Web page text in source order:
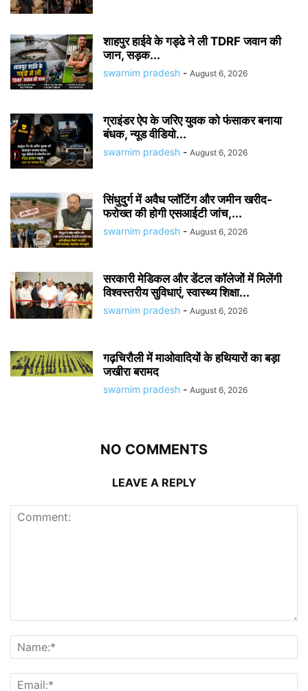
शाहपुर हाईवे के गड्ढे ने ली TDRF जवान की
जान, सड़क...
swarnim pradesh - August 6, 2026
ग्राइंडर ऐप के जरिए युवक को फंसाकर बनाया
बंधक, न्यूड वीडियो...
swarnim pradesh - August 6, 2026
सिंधुदुर्ग में अवैध प्लॉटिंग और जमीन खरीद-
फरोख्त की होगी एसआईटी जांच,...
swarnim pradesh - August 6, 2026
सरकारी मेडिकल और डेंटल कॉलेजों में मिलेंगी
विश्वस्तरीय सुविधाएं, स्वास्थ्य शिक्षा...
swarnim pradesh - August 6, 2026
गढ़चिरौली में माओवादियों के हथियारों का बड़ा
जखीरा बरामद
swarnim pradesh - August 6, 2026
NO COMMENTS
LEAVE A REPLY